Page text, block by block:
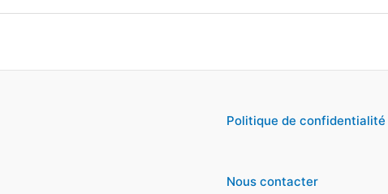
Politique de confidentialité
Nous contacter